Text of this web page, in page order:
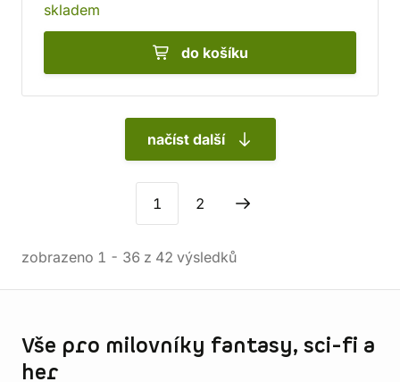
skladem
do košíku
načíst další
1 2
zobrazeno 1 - 36 z 42 výsledků
Vše pro milovníky fantasy, sci-fi a
her